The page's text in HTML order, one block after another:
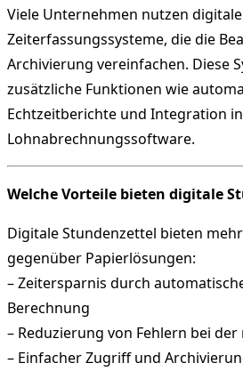
Viele Unternehmen nutzen digitale
Zeiterfassungssysteme, die die
Archivierung vereinfachen. Diese
zusätzliche Funktionen wie
Echtzeitberichte und Integration in
Lohnabrechnungssoftware.
Welche Vorteile bieten digitale
Digitale Stundenzettel bieten
gegenüber Papierlösungen:
– Zeitersparnis durch
Berechnung
– Reduzierung von Fehlern bei
– Einfacher Zugriff und